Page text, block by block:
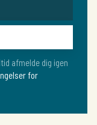
afmelde dig igen
for